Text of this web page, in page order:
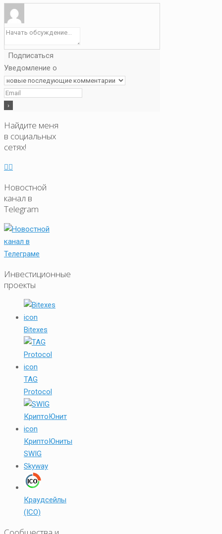
Подписаться
Уведомление о
Найдите меня
в социальных
сетях!
Новостной
канал в
Telegram
Инвестиционные
проекты
Bitexes
TAG
Protocol
КриптоЮниты
SWIG
Skyway
Краудсейлы
(ICO)